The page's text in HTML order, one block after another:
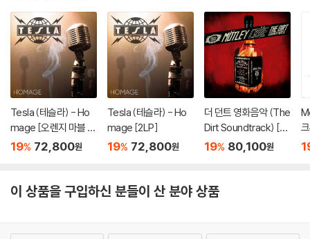
Tesla (테슬라) - Ho
mage [오렌지 마블 컬
러 2LP]
19% 72,800원
Tesla (테슬라) - Ho
mage [2LP]
19% 72,800원
더 던트 영화음악 (The
Dirt Soundtrack) [2L
P]
19% 80,100원
이 상품을 구입하신 분들이 산 분야 상품